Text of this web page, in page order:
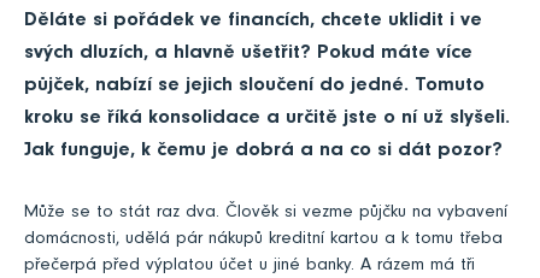
Děláte si pořádek ve financích, chcete uklidit i ve
svých dluzích, a hlavně ušetřit? Pokud máte více
půjček, nabízí se jejich sloučení do jedné. Tomuto
kroku se říká konsolidace a určitě jste o ní už slyšeli.
Jak funguje, k čemu je dobrá a na co si dát pozor?
Může se to stát raz dva. Člověk si vezme půjčku na vybavení
domácnosti, udělá pár nákupů kreditní kartou a k tomu třeba
přečerpá před výplatou účet u jiné banky. A rázem má tři